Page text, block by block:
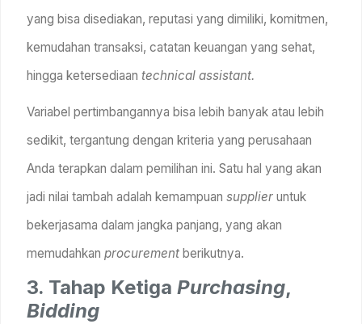
yang bisa disediakan, reputasi yang dimiliki, komitmen,
kemudahan transaksi, catatan keuangan yang sehat,
hingga ketersediaan technical assistant.
Variabel pertimbangannya bisa lebih banyak atau lebih
sedikit, tergantung dengan kriteria yang perusahaan
Anda terapkan dalam pemilihan ini. Satu hal yang akan
jadi nilai tambah adalah kemampuan supplier untuk
bekerjasama dalam jangka panjang, yang akan
memudahkan procurement berikutnya.
3. Tahap Ketiga Purchasing,
Bidding